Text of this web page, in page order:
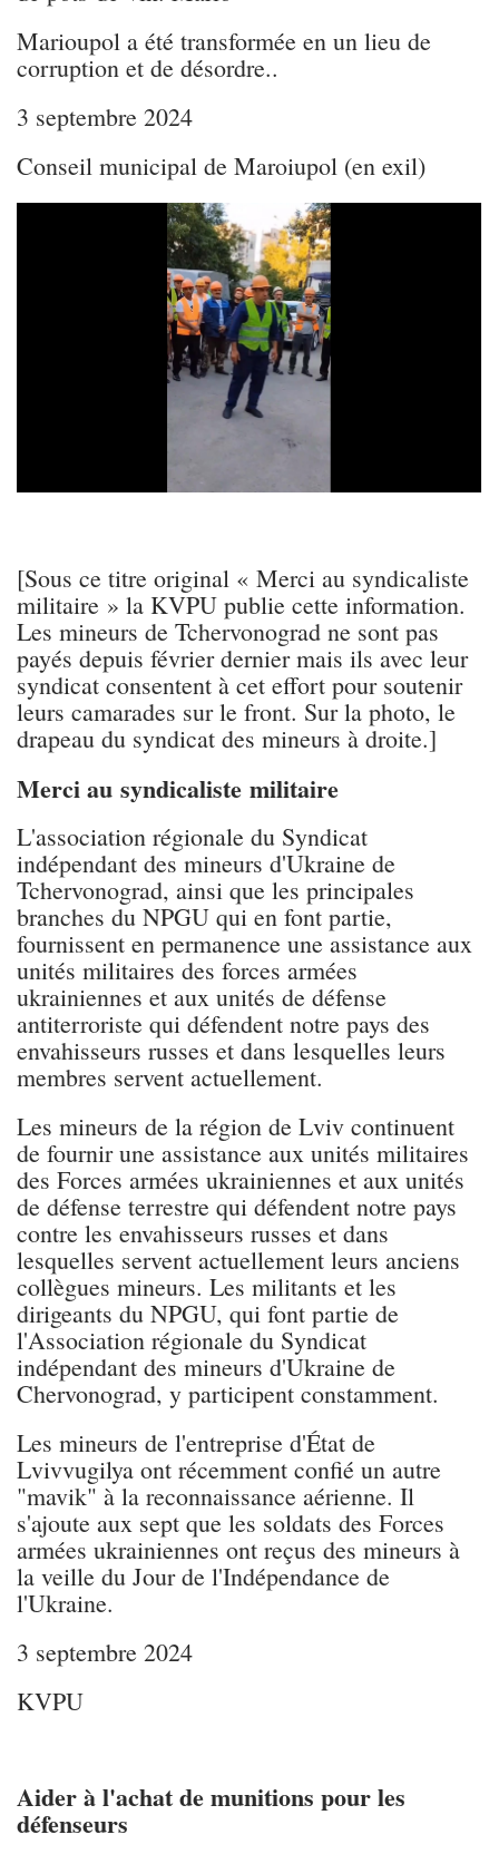
Marioupol a été transformée en un lieu de
corruption et de désordre..
3 septembre 2024
Conseil municipal de Maroiupol (en exil)
[Sous ce titre original « Merci au syndicaliste
militaire » la KVPU publie cette information.
Les mineurs de Tchervonograd ne sont pas
payés depuis février dernier mais ils avec leur
syndicat consentent à cet effort pour soutenir
leurs camarades sur le front. Sur la photo, le
drapeau du syndicat des mineurs à droite.]
Merci au syndicaliste militaire
L'association régionale du Syndicat
indépendant des mineurs d'Ukraine de
Tchervonograd, ainsi que les principales
branches du NPGU qui en font partie,
fournissent en permanence une assistance aux
unités militaires des forces armées
ukrainiennes et aux unités de défense
antiterroriste qui défendent notre pays des
envahisseurs russes et dans lesquelles leurs
membres servent actuellement.
Les mineurs de la région de Lviv continuent
de fournir une assistance aux unités militaires
des Forces armées ukrainiennes et aux unités
de défense terrestre qui défendent notre pays
contre les envahisseurs russes et dans
lesquelles servent actuellement leurs anciens
collègues mineurs. Les militants et les
dirigeants du NPGU, qui font partie de
l'Association régionale du Syndicat
indépendant des mineurs d'Ukraine de
Chervonograd, y participent constamment.
Les mineurs de l'entreprise d'État de
Lvivvugilya ont récemment confié un autre
"mavik" à la reconnaissance aérienne. Il
s'ajoute aux sept que les soldats des Forces
armées ukrainiennes ont reçus des mineurs à
la veille du Jour de l'Indépendance de
l'Ukraine.
3 septembre 2024
KVPU
Aider à l'achat de munitions pour les
défenseurs